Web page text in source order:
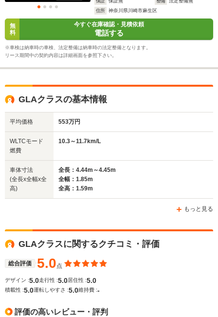
住所
神奈川県川崎市麻生区
無
料
今すぐ在庫確認・見積依頼
電話する
※車検は納車時の車検、法定整備は納車時の法定整備となります。
リース期間中の契約内容は詳細画面を参照下さい。
GLAクラスの基本情報
平均価格 553万円
WLTCモード
燃費
10.3～11.7km/L
車体寸法
(全長x全幅x全
高)
全長：4.44m～4.45m
全幅：1.85m
全高：1.59m
もっと見る
GLAクラスに関するクチコミ・評価
総合評価 5.0点
デザイン :5.0走行性 :5.0 居住性 :5.0
積載性 :5.0運転しやすさ :5.0維持費 :-
評価の高いレビュー・評判